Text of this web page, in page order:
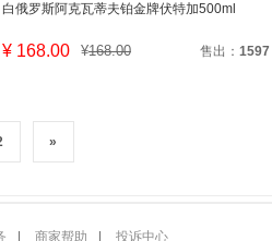
白俄罗斯阿克瓦蒂夫铂金牌伏特加500ml
¥168.00 ¥168.00 售出： 1597
»
商家帮助 投诉中心